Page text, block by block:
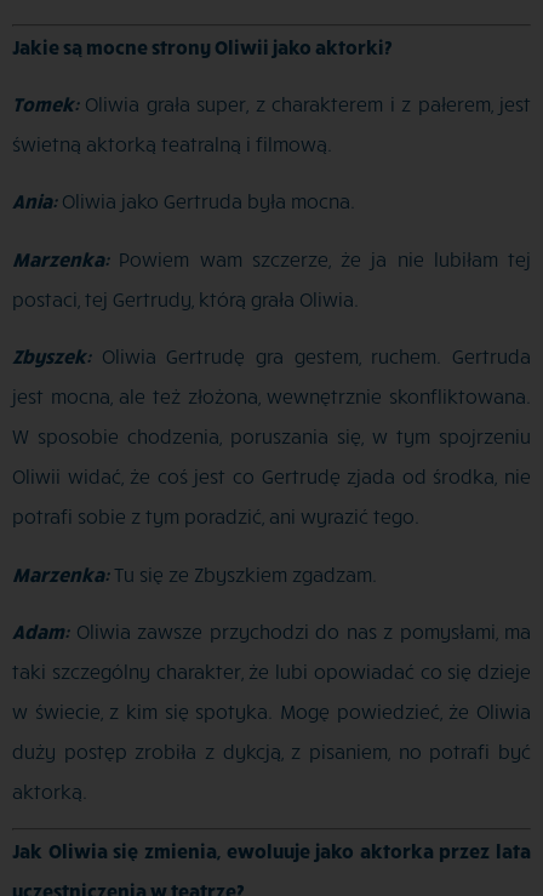
Jakie są mocne strony Oliwii jako aktorki?
Tomek:Oliwia grała super, z charakterem i z pałerem, jest
świetną aktorką teatralną i filmową.
Ania:Oliwia jako Gertruda była mocna.
Marzenka:Powiem wam szczerze, że ja nie lubiłam tej
postaci, tej Gertrudy, którą grała Oliwia.
Zbyszek:Oliwia Gertrudę gra gestem, ruchem. Gertruda
jest mocna, ale też złożona, wewnętrznie skonfliktowana.
W sposobie chodzenia, poruszania się, w tym spojrzeniu
Oliwii widać, że coś jest co Gertrudę zjada od środka, nie
potrafi sobie z tym poradzić, ani wyrazić tego.
Marzenka:Tu się ze Zbyszkiem zgadzam.
Adam:Oliwia zawsze przychodzi do nas z pomysłami, ma
taki szczególny charakter, że lubi opowiadać co się dzieje
w świecie, z kim się spotyka. Mogę powiedzieć, że Oliwia
duży postęp zrobiła z dykcją, z pisaniem, no potrafi być
aktorką.
Jak Oliwia się zmienia, ewoluuje jako aktorka przez lata
uczestniczenia w teatrze?